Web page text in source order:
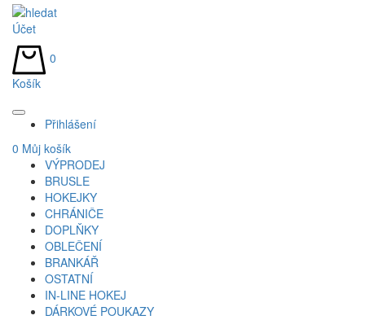
Účet
0
Košík
Přihlášení
0 Můj košík
VÝPRODEJ
BRUSLE
HOKEJKY
CHRÁNIČE
DOPLŇKY
OBLEČENÍ
BRANKÁŘ
OSTATNÍ
IN-LINE HOKEJ
DÁRKOVÉ POUKAZY